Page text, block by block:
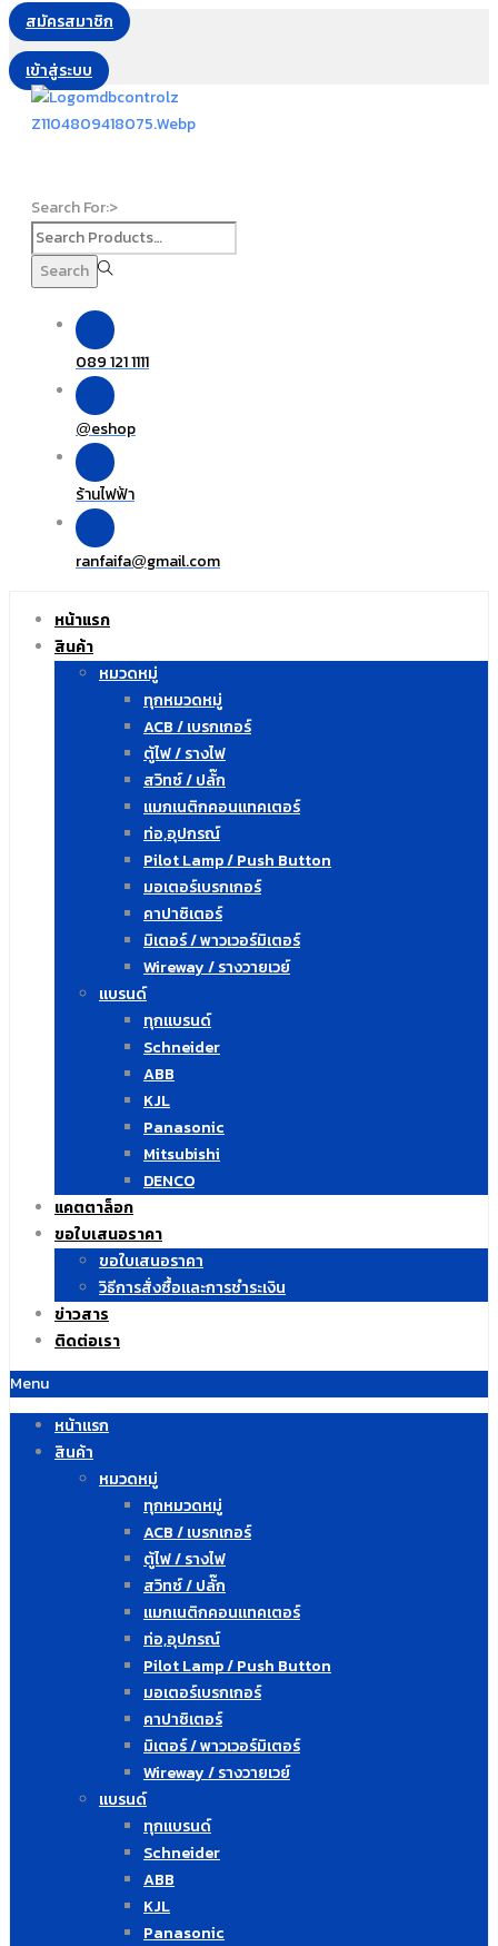
สมัครสมาชิก
เข้าสู่ระบบ
Search For:>
Search
089 121 1111
@eshop
ร้านไฟฟ้า
ranfaifa@gmail.com
หน้าแรก
สินค้า
หมวดหมู่
ทุกหมวดหมู่
ACB / เบรกเกอร์
ตู้ไฟ / รางไฟ
สวิทซ์ / ปลั๊ก
แมกเนติกคอนแทคเตอร์
ท่อ,อุปกรณ์
Pilot Lamp / Push Button
มอเตอร์เบรกเกอร์
คาปาซิเตอร์
มิเตอร์ / พาวเวอร์มิเตอร์
Wireway / รางวายเวย์
แบรนด์
ทุกแบรนด์
Schneider
ABB
KJL
Panasonic
Mitsubishi
DENCO
แคตตาล็อก
ขอใบเสนอราคา
ขอใบเสนอราคา
วิธีการสั่งซื้อและการชำระเงิน
ข่าวสาร
ติดต่อเรา
Menu
หน้าแรก
สินค้า
หมวดหมู่
ทุกหมวดหมู่
ACB / เบรกเกอร์
ตู้ไฟ / รางไฟ
สวิทซ์ / ปลั๊ก
แมกเนติกคอนแทคเตอร์
ท่อ,อุปกรณ์
Pilot Lamp / Push Button
มอเตอร์เบรกเกอร์
คาปาซิเตอร์
มิเตอร์ / พาวเวอร์มิเตอร์
Wireway / รางวายเวย์
แบรนด์
ทุกแบรนด์
Schneider
ABB
KJL
Panasonic